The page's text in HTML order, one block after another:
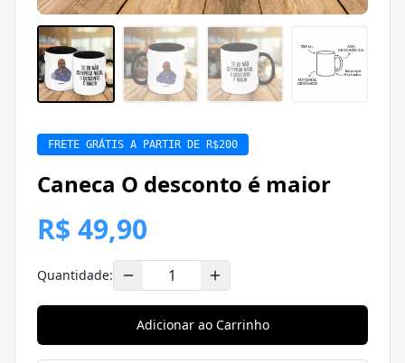
FRETE GRÁTIS A PARTIR DE R$200
Caneca O desconto é maior
R$ 49,90
Quantidade:
Adicionar ao Carrinho